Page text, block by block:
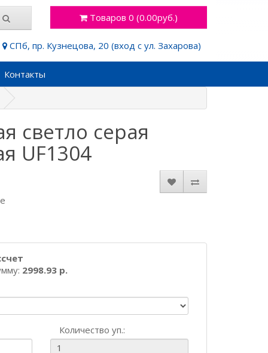
Товаров 0 (0.00руб.)
СПб, пр. Кузнецова, 20 (вход с ул. Захарова)
Контакты
светло серая
UF1304
2998.93 р.
Количество уп.: